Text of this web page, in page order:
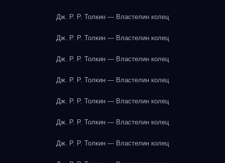
Дж. Р. Р. Толкин — Властелин колец
Дж. Р. Р. Толкин — Властелин колец
Дж. Р. Р. Толкин — Властелин колец
Дж. Р. Р. Толкин — Властелин колец
Дж. Р. Р. Толкин — Властелин колец
Дж. Р. Р. Толкин — Властелин колец
Дж. Р. Р. Толкин — Властелин колец